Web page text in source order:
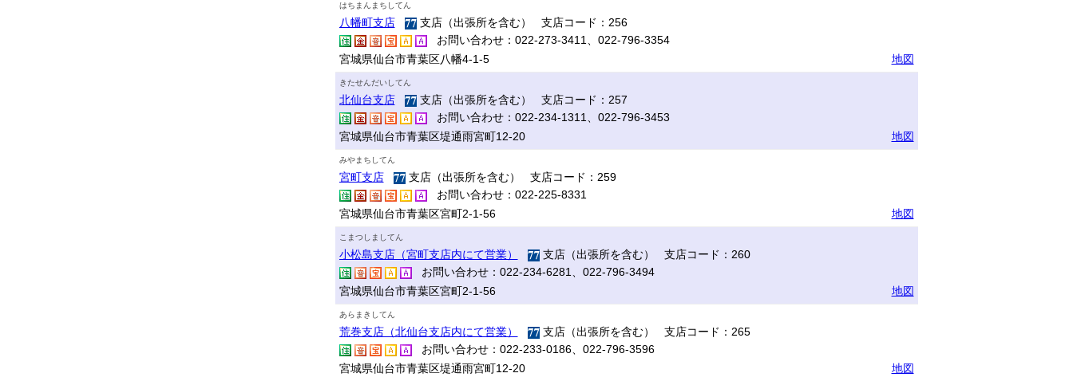
はちまんまちしてん
八幡町支店
支店（出張所を含む） 支店コード：256
お問い合わせ：022-273-3411、022-796-3354
宮城県仙台市青葉区八幡4-1-5
地図
きたせんだいしてん
北仙台支店
支店（出張所を含む） 支店コード：257
お問い合わせ：022-234-1311、022-796-3453
宮城県仙台市青葉区堤通雨宮町12-20
地図
みやまちしてん
宮町支店
支店（出張所を含む） 支店コード：259
お問い合わせ：022-225-8331
宮城県仙台市青葉区宮町2-1-56
地図
こまつしましてん
小松島支店（宮町支店内にて営業）
支店（出張所を含む） 支店コード：260
お問い合わせ：022-234-6281、022-796-3494
宮城県仙台市青葉区宮町2-1-56
地図
あらまきしてん
荒巻支店（北仙台支店内にて営業）
支店（出張所を含む） 支店コード：265
お問い合わせ：022-233-0186、022-796-3596
宮城県仙台市青葉区堤通雨宮町12-20
地図